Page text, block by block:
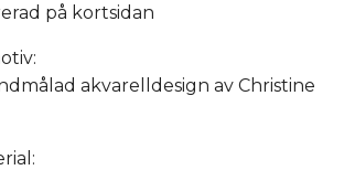
på kortsidan
akvarelldesign av Christine